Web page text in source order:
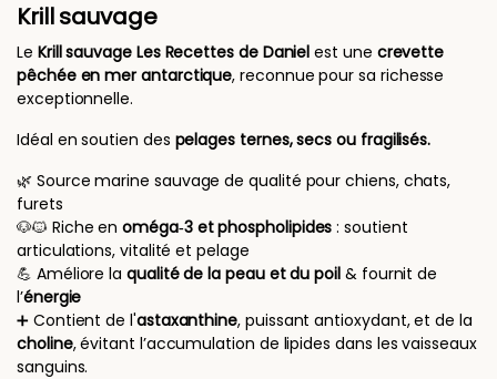
Krill sauvage
Le Krill sauvage Les Recettes de Daniel est une crevette
pêchée en mer antarctique, reconnue pour sa richesse
exceptionnelle.
Idéal en soutien des pelages ternes, secs ou fragilisés.
🌿 Source marine sauvage de qualité pour chiens, chats,
furets
🐶🐱 Riche enoméga‑3 et phospholipides : soutient
articulations, vitalité et pelage
💪 Améliore laqualité de la peau et du poil & fournit de
l’énergie
➕ Contient de l'astaxanthine, puissant antioxydant, et de la
choline, évitant l’accumulation de lipides dans les vaisseaux
sanguins.